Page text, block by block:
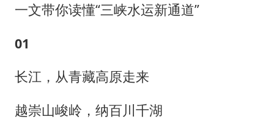
一文带你读懂“三峡水运新通道”
01
长江，从青藏高原走来
越崇山峻岭，纳百川千湖